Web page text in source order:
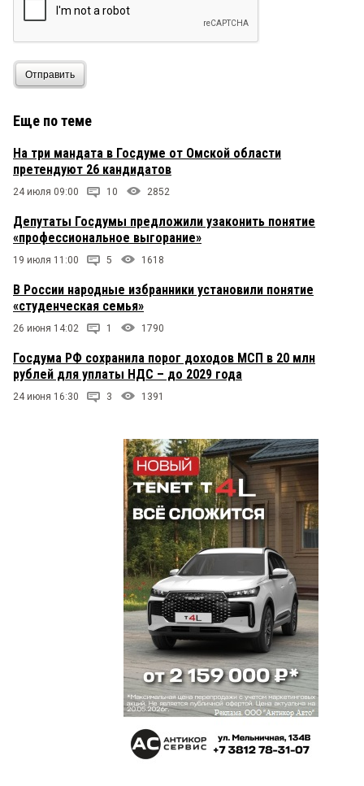
Отправить
Еще по теме
На три мандата в Госдуме от Омской области
претендуют 26 кандидатов
24 июля 09:00 10 2852
Депутаты Госдумы предложили узаконить понятие
«профессиональное выгорание»
19 июля 11:00 5 1618
В России народные избранники установили понятие
«студенческая семья»
26 июня 14:02 1 1790
Госдума РФ сохранила порог доходов МСП в 20 млн
рублей для уплаты НДС – до 2029 года
24 июня 16:30 3 1391